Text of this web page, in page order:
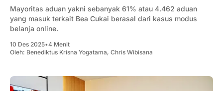
Mayoritas aduan yakni sebanyak 61% atau 4.462 aduan
yang masuk terkait Bea Cukai berasal dari kasus modus
belanja online.
10 Des 2025•4 Menit
Oleh: Benediktus Krisna Yogatama, Chris Wibisana